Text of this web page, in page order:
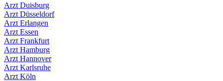
Arzt Duisburg
Arzt Düsseldorf
Arzt Erlangen
Arzt Essen
Arzt Frankfurt
Arzt Hamburg
Arzt Hannover
Arzt Karlsruhe
Arzt Köln